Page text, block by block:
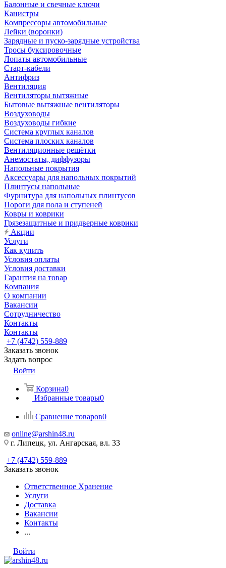
Балонные и свечные ключи
Канистры
Компрессоры автомобильные
Лейки (воронки)
Зарядные и пуско-зарядные устройства
Тросы буксировочные
Лопаты автомобильные
Старт-кабели
Антифриз
Вентиляция
Вентиляторы вытяжные
Бытовые вытяжные вентиляторы
Воздуховоды
Воздуховоды гибкие
Система круглых каналов
Система плоских каналов
Вентиляционные решётки
Анемостаты, диффузоры
Напольные покрытия
Аксессуары для напольных покрытий
Плинтусы напольные
Фурнитура для напольных плинтусов
Пороги для пола и ступеней
Ковры и коврики
Грязезащитные и придверные коврики
Акции
Услуги
Как купить
Условия оплаты
Условия доставки
Гарантия на товар
Компания
О компании
Вакансии
Сотрудничество
Контакты
Контакты
+7 (4742) 559-889
Заказать звонок
Задать вопрос
Войти
Корзина0
Избранные товары0
Сравнение товаров0
online@arshin48.ru
г. Липецк, ул. Ангарская, вл. 33
+7 (4742) 559-889
Заказать звонок
Ответственное Хранение
Услуги
Доставка
Вакансии
Контакты
...
Войти